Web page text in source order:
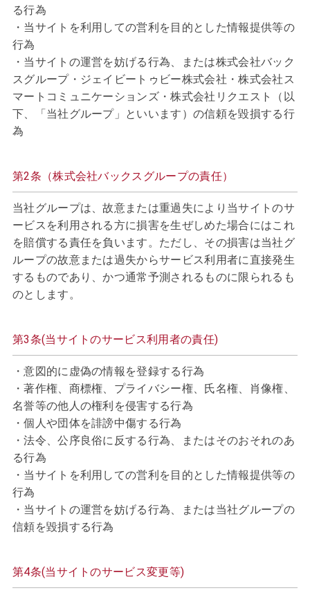
る行為
・当サイトを利用しての営利を目的とした情報提供等の
行為
・当サイトの運営を妨げる行為、または株式会社バック
スグループ・ジェイビートゥビー株式会社・株式会社ス
マートコミュニケーションズ・株式会社リクエスト（以
下、「当社グループ」といいます）の信頼を毀損する行
為
第2条（株式会社バックスグループの責任）
当社グループは、故意または重過失により当サイトのサ
ービスを利用される方に損害を生ぜしめた場合にはこれ
を賠償する責任を負います。ただし、その損害は当社グ
ループの故意または過失からサービス利用者に直接発生
するものであり、かつ通常予測されるものに限られるも
のとします。
第3条(当サイトのサービス利用者の責任)
・意図的に虚偽の情報を登録する行為
・著作権、商標権、プライバシー権、氏名権、肖像権、
名誉等の他人の権利を侵害する行為
・個人や団体を誹謗中傷する行為
・法令、公序良俗に反する行為、またはそのおそれのあ
る行為
・当サイトを利用しての営利を目的とした情報提供等の
行為
・当サイトの運営を妨げる行為、または当社グループの
信頼を毀損する行為
第4条(当サイトのサービス変更等)